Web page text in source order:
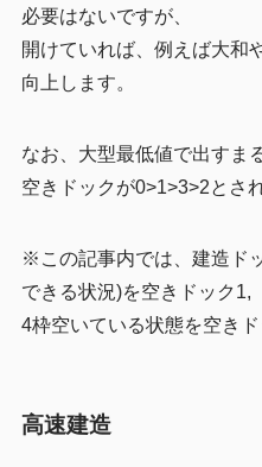
必要はないですが、
開けていれば、例えば大和
向上します。
なお、大型最低値で出すま
空きドックが0>1>3>2とさ
※この記事内では、建造ド
できる状況)を空きドック1,
4枠空いている状態を空き
高速建造